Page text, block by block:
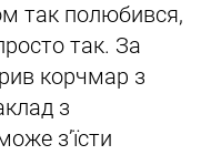
так полюбився,
так. За
корчмар з
з
з’їсти